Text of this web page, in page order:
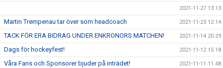
2021-11-27 13:13
Martin Trempenau tar över som headcoach 2021-11-23 12:14
TACK FÖR ERA BIDRAG UNDER ENKRONORS MATCHEN! 2021-11-14 20:29
Dags för hockeyfest! 2021-11-12 15:18
Våra Fans och Sponsorer bjuder på inträdet! 2021-11-11 11:48